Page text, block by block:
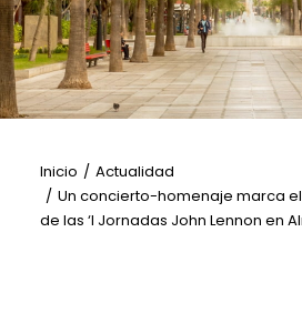
NOTICIAS
Inicio
Actualidad
Un concierto-homenaje marca
de las ‘I Jornadas John Lennon en